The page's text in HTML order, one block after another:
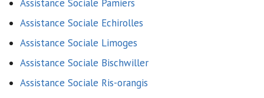
Assistance Sociale Pamiers
Assistance Sociale Echirolles
Assistance Sociale Limoges
Assistance Sociale Bischwiller
Assistance Sociale Ris-orangis